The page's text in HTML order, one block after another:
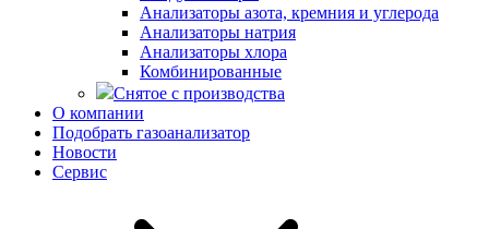
Анализаторы азота, кремния и углерода
Анализаторы натрия
Анализаторы хлора
Комбинированные
Снятое с производства
О компании
Подобрать газоанализатор
Новости
Сервис